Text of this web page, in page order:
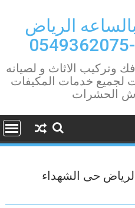
الرياض
وتركيب الاثاث و لصيانه
لجميع خدمات المكيفات
الحشرات
حى الشهداء